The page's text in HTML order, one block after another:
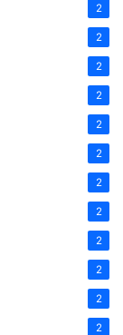
2
2
2
2
2
2
2
2
2
2
2
2